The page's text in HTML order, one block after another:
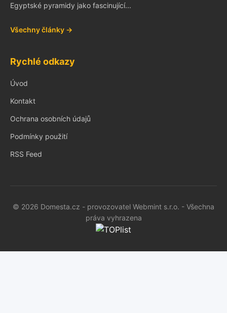
Egyptské pyramidy jako fascinující...
Všechny články →
Rychlé odkazy
Úvod
Kontakt
Ochrana osobních údajů
Podmínky použití
RSS Feed
© 2026 Domesta.cz - provozovatel Webmint s.r.o. - Všechna
práva vyhrazena